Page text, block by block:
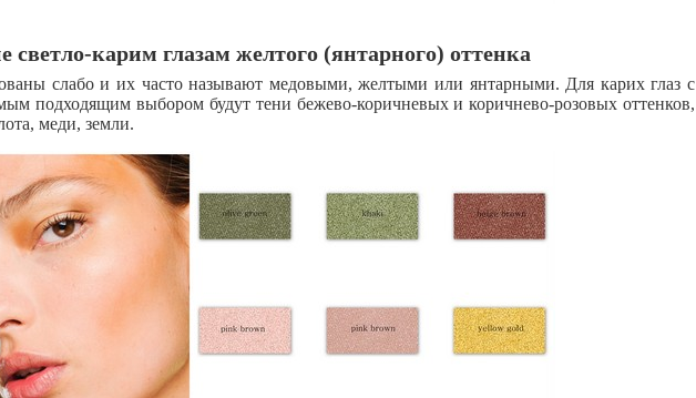
светло-карим глазам желтого (янтарного) оттенка
слабо и их часто называют медовыми, желтыми или янтарными. Для карих глаз с
подходящим выбором будут тени бежево-коричневых и коричнево-розовых оттенков,
меди, земли.